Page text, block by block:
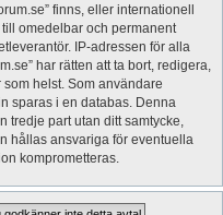
finns, eller internationell
omedelbar och permanent
IP-adressen för alla
har rätten att ta bort, redigera,
helst. Som användare
sparas i en databas. Denna
tredje part utan ditt samtycke,
hållas ansvariga för eventuella
komprometteras.